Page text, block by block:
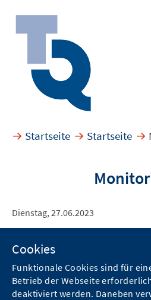
Suchbegriff eingeben
Startseite Startseite
Dienstag, 27.06.2023
Die Datenlage sollte weiter
ausgebaut werden.
Cookies
Funktionale Cookies sind für
Betrieb der Webseite
deaktiviert werden. Daneben